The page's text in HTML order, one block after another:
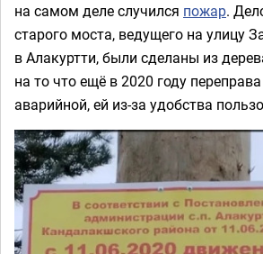
на самом деле случился пожар.
старого моста, ведущего на улицу
в Алакуртти, были сделаны из
на то что ещё в 2020 году
аварийной, ей из-за удобства